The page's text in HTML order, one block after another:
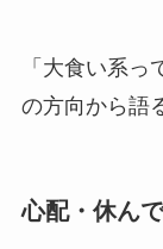
「大食い系
の方向から語
心配・休ん